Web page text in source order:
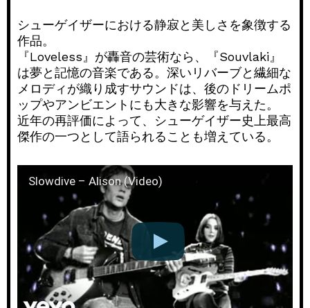
シューゲイザーにおける静寂と美しさを象徴する
作品。
『Loveless』が轟音の芸術なら、『Souvlaki』
は夢と記憶の音楽である。深いリバーブと繊細な
メロディが織り成すサウンドは、後のドリームポ
ップやアンビエントにも大きな影響を与えた。
近年の再評価によって、シューゲイザー史上最高
傑作の一つとして語られることも増えている。
Slowdive – Alison (Video)